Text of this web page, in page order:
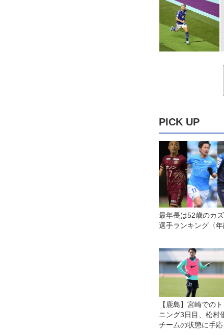
PICK UP
最年長は52歳のカ
選手ランキング〈年
【鹿島】宮崎での
ニング3日目、松村
チームの状態に手応